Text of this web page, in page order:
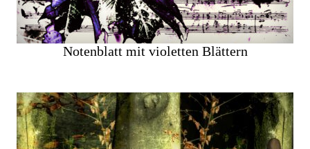
Notenblatt mit violetten Blättern